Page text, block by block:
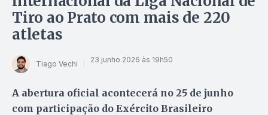
Tiro ao Prato com mais de 220
atletas
Tiago Vechi 23 junho 2026 às 19h50
A abertura oficial acontecerá no 25 de junho
com participação do Exército Brasileiro